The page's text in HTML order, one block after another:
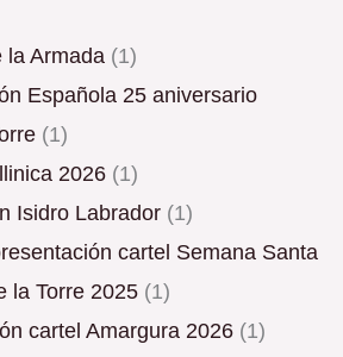
la Armada (1)
(1)
2026 (1)
Isidro Labrador (1)
la Torre 2025 (1)
cartel Amargura 2026 (1)